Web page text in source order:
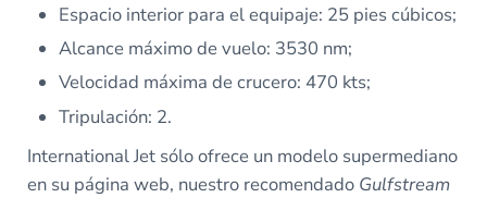
Espacio interior para el equipaje: 25 pies cúbicos;
Alcance máximo de vuelo: 3530 nm;
Velocidad máxima de crucero: 470 kts;
Tripulación: 2.
International Jet sólo ofrece un modelo supermediano
en su página web, nuestro recomendado Gulfstream